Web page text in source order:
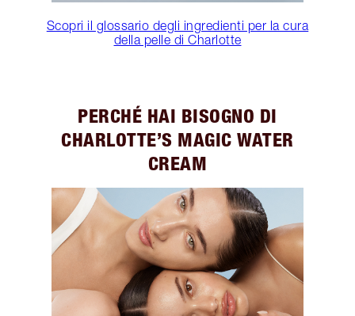
Scopri il glossario degli ingredienti per la cura
della pelle di Charlotte
PERCHÉ HAI BISOGNO DI
CHARLOTTE’S MAGIC WATER
CREAM